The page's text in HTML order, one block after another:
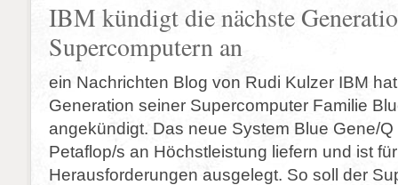
IBM kündigt die nächste
Supercomputern an
ein Nachrichten Blog von Rudi Kulzer IBM
Generation seiner Supercomputer Familie
angekündigt. Das neue System Blue Gene/
Petaflop/s an Höchstleistung liefern und ist
Herausforderungen ausgelegt. So soll der